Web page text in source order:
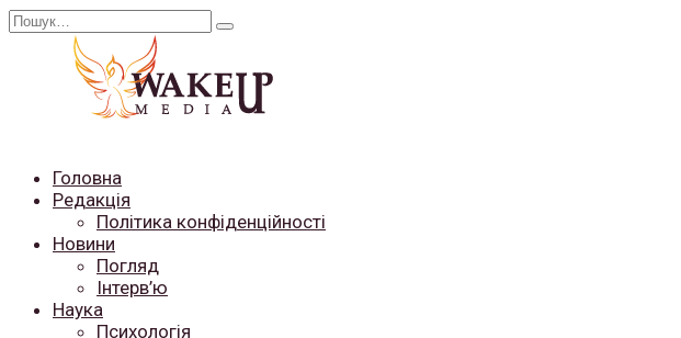
Перейти
Search
Головна
Редакція
Політика конфіденційності
Новини
Погляд
Інтерв’ю
Наука
Психологія